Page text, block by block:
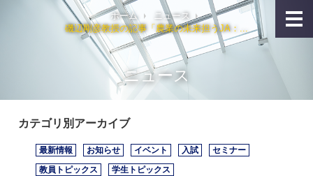
ホーム
ニュース
磯辺剛彦教授の記事「農業の未来担うJA：...
ニュース
カテゴリ別アーカイブ
最新情報 お知らせ イベント 入試
セミナー
教員トピックス
学生トピックス